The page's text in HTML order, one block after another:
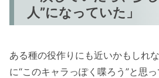
人”になっていた」
ある種の役作りにも近いかもしれ
に“このキャラっぽく喋ろう”と思